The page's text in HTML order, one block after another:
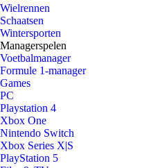
Wielrennen
Schaatsen
Wintersporten
Managerspelen
Voetbalmanager
Formule 1-manager
Games
PC
Playstation 4
Xbox One
Nintendo Switch
Xbox Series X|S
PlayStation 5